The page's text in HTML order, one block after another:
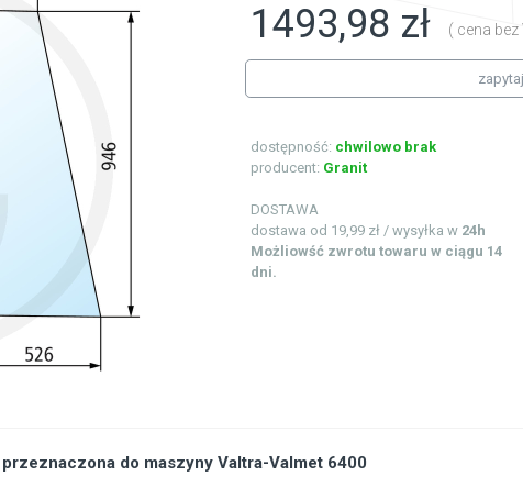
1493,98 zł ( cena bez
dostępność: chwilowo brak
producent: Granit
DOSTAWA
dostawa od 19,99 zł / wysyłka w 24h
Możliowść zwrotu towaru w ciągu 14
dni.
do maszyny Valtra-Valmet 6400